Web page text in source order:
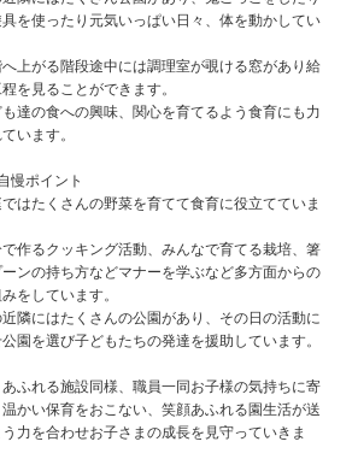
具を使ったり元気いっぱい日々、体を動かしてい
へ上がる階段途中には調理室が覗ける窓があり給
を見ることができます。
も達の食への興味、関心を育てるよう食育にも力
います。
慢ポイント
ではたくさんの野菜を育てて食育に役立てていま
で作るクッキング活動、みんなで育てる栽培、箸
ンの持ち方などマナーを学ぶなど多方面からの
をしています。
近隣にはたくさんの公園があり、その日の活動に
園を選び子どもたちの発達を援助しています。
ふれる施設同様、職員一同お子様の気持ちに寄
温かい保育をおこない、笑顔あふれる園生活が送
力を合わせお子さまの成長を見守っていきま